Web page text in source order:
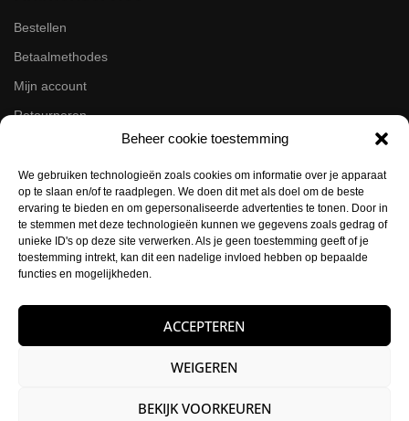
Beheer cookie toestemming
We gebruiken technologieën zoals cookies om informatie over je apparaat
op te slaan en/of te raadplegen. We doen dit met als doel om de beste
ervaring te bieden en om gepersonaliseerde advertenties te tonen. Door in
te stemmen met deze technologieën kunnen we gegevens zoals gedrag of
unieke ID's op deze site verwerken. Als je geen toestemming geeft of je
toestemming intrekt, kan dit een nadelige invloed hebben op bepaalde
functies en mogelijkheden.
ACCEPTEREN
WEIGEREN
BEKIJK VOORKEUREN
Bestellen
Betaalmethodes
Mijn account
Retourneren
Volg ons op de socials
Instagram
Facebook
Contactgegevens
info@hettattoohuys.nl